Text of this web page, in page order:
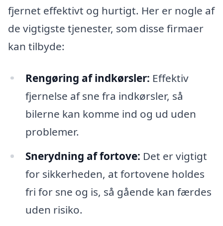
fjernet effektivt og hurtigt. Her er nogle af
de vigtigste tjenester, som disse firmaer
kan tilbyde:
Rengøring af indkørsler: Effektiv
fjernelse af sne fra indkørsler, så
bilerne kan komme ind og ud uden
problemer.
Snerydning af fortove: Det er vigtigt
for sikkerheden, at fortovene holdes
fri for sne og is, så gående kan færdes
uden risiko.